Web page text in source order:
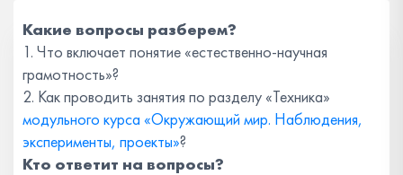
Какие вопросы разберем?
1. Что включает понятие «естественно-научная
грамотность»?
2. Как проводить занятия по разделу «Техника»
модульного курса «Окружающий мир. Наблюдения,
эксперименты, проекты»?
Кто ответит на вопросы?